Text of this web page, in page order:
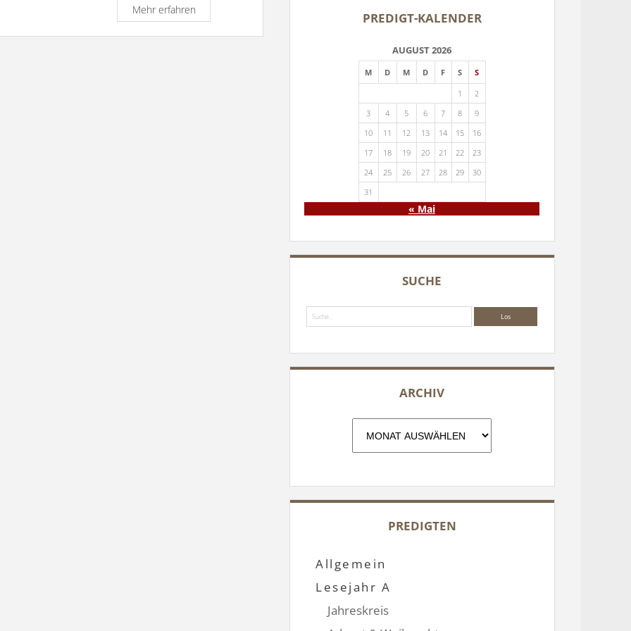
Mehr erfahrenPalmsonntag
Lj.
A
PREDIGT-KALENDER
AUGUST 2026
M D M D F S
S
1
2
3
4 5 6 7 8
9
10
11 12 13 14 15
16
17
18 19 20 21 22
23
24
25 26 27 28 29
30
31
« Mai
SUCHE
ARCHIV
PREDIGTEN
Allgemein
Lesejahr A
Jahreskreis